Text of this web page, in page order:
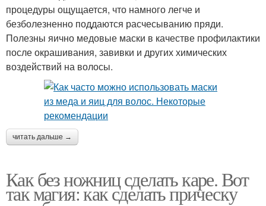
процедуры ощущается, что намного легче и
безболезненно поддаются расчесыванию пряди.
Полезны яично медовые маски в качестве профилактики
после окрашивания, завивки и других химических
воздействий на волосы.
читать дальше →
Как без ножниц сделать каре. Вот
так магия: как сделать прическу